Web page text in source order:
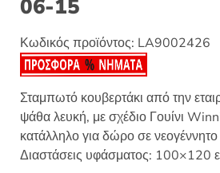
06-15
Κωδικός προϊόντος: LA9002426
Σταμπωτό κουβερτάκι από την
ψάθα λευκή, με σχέδιο Γουίνι
κατάλληλο για δώρο σε
Διαστάσεις υφάσματος: 100×120